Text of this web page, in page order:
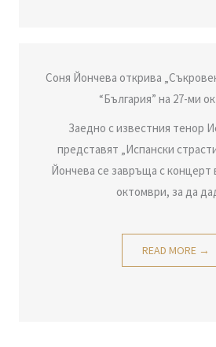
Соня Йончева открива
“България” на 27-ми
Заедно с известния тенор
представят „Испански
Йончева се завръща с концерт
октомври, за да
READ MORE →